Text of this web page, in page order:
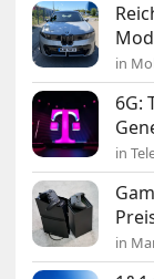
in
6G:
in
in